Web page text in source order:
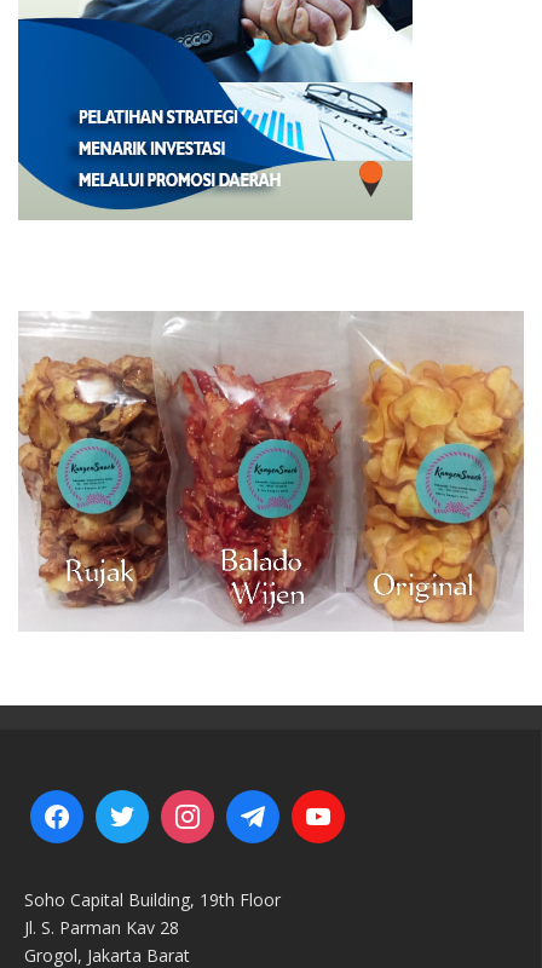
Soho Capital Building, 19th Floor
Jl. S. Parman Kav 28
Grogol, Jakarta Barat